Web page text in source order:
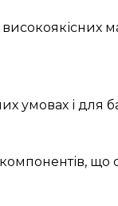
умовах і для
що